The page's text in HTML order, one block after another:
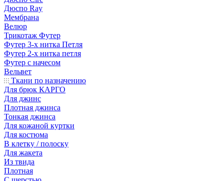
Дюспо Ray
Мембрана
Велюр
Трикотаж Футер
Футер 3-х нитка Петля
Футер 2-х нитка петля
Футер с начесом
Вельвет
Ткани по назначению
Для брюк КАРГО
Для джинс
Плотная джинса
Тонкая джинса
Для кожаной куртки
Для костюма
В клетку / полоску
Для жакета
Из твида
Плотная